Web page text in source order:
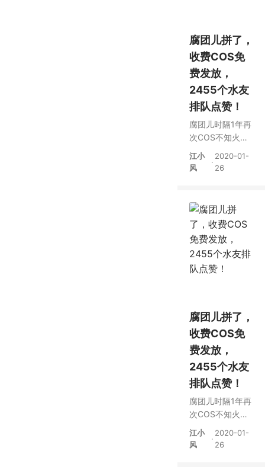
腐团儿拼了，
收费COS免
费发放，
2455个水友
排队点赞！
腐团儿时隔1年再
次COS不知火
舞，水友排队点
赞
江小
风
·
2020-01-
26
腐团儿拼了，
收费COS免
费发放，
2455个水友
排队点赞！
腐团儿时隔1年再
次COS不知火
舞，水友排队点
赞
江小
风
·
2020-01-
26